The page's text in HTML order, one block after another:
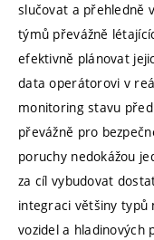
slučovat a přehledně
týmů převážně
efektivně plánovat
data operátorovi v
monitoring stavu
převážně pro
poruchy nedokážou
za cíl vybudovat
integraci většiny typů
vozidel a hladinových